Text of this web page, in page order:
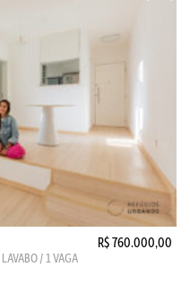
R$ 760.000,00
/ 1 VAGA